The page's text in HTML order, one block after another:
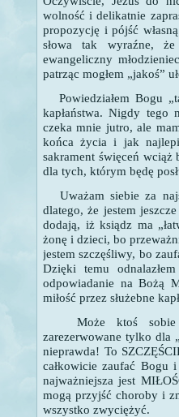
wolność i delikatnie
propozycję i pójść
słowa tak wyraźne,
ewangeliczny
patrząc mogłem „jakoś”
Powiedziałem Bogu
kapłaństwa. Nigdy tego
czeka mnie jutro, ale
końca życia i jak
sakrament święceń wciąż
dla tych, którym będę
Uważam siebie za
dlatego, że jestem
dodają, iż ksiądz ma
żonę i dzieci, bo
jestem szczęśliwy, bo
Dzięki temu
odpowiadanie na Bożą
miłość przez służebne
Może ktoś sobie
zarezerwowane tylko dla
nieprawda! To
całkowicie zaufać
najważniejsza jest
mogą przyjść chorobyi
wszystko zwyciężyć.